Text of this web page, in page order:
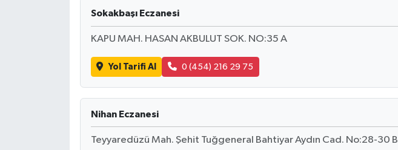
Sokakbaşı Eczanesi
KAPU MAH. HASAN AKBULUT SOK. NO:35 A
Yol Tarifi Al 0 (454) 216 29 75
Nihan Eczanesi
Teyyaredüzü Mah. Şehit Tuğgeneral Bahtiyar Aydın Cad. No:28-30 B